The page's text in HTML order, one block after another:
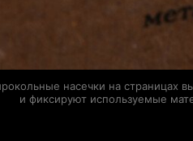
насечки на страницах
и фиксируют используемые